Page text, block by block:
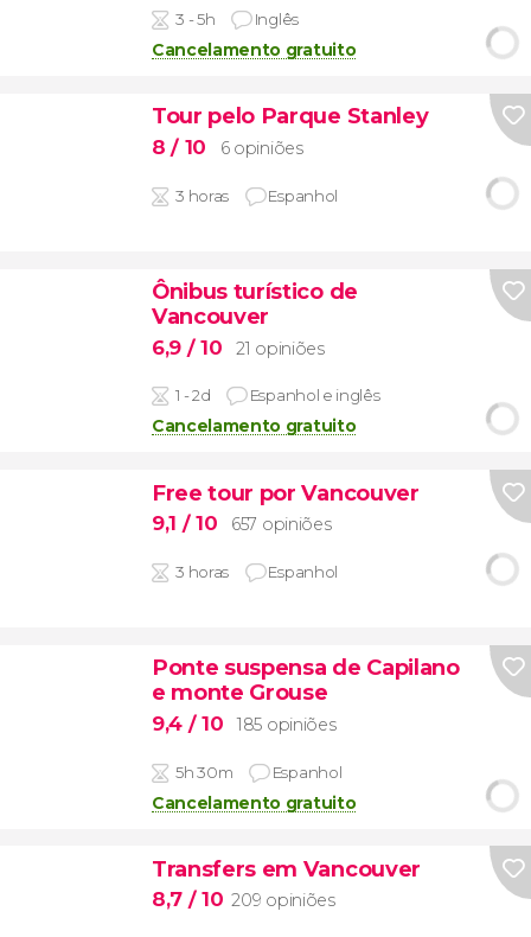
3 - 5h Inglês
Cancelamento gratuito
Tour pelo Parque Stanley
8/ 10 6 opiniões
3 horas Espanhol
Ônibus turístico de
Vancouver
6,9 / 10 21 opiniões
1 - 2d Espanhol e inglês
Cancelamento gratuito
Free tour por Vancouver
9,1 / 10 657 opiniões
3 horas Espanhol
Ponte suspensa de Capilano
e monte Grouse
9,4 / 10 185 opiniões
5h 30m Espanhol
Cancelamento gratuito
Transfers em Vancouver
8,7 / 10 209 opiniões